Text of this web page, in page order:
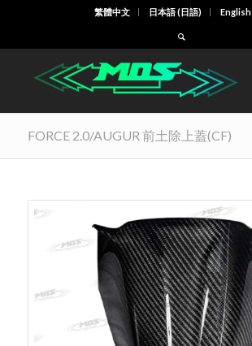
繁體中文 日本語(日語) English
FORCE 2.0/AUGUR 前土除上蓋(CF)